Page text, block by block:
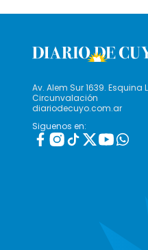
Av. Alem Sur 1639. Esquina
Circunvalación
diariodecuyo.com.ar
Siguenos en: